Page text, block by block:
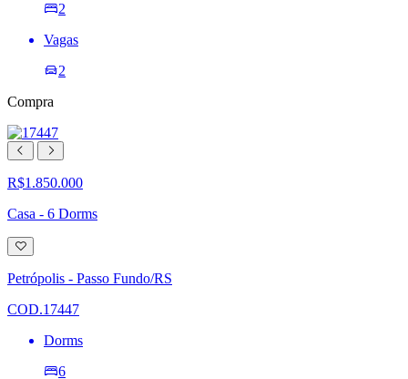
2
Vagas
2
Compra
R$1.850.000
Casa - 6 Dorms
Adicionar
à
lista
de
Petrópolis - Passo Fundo/RS
COD.17447
Dorms
6